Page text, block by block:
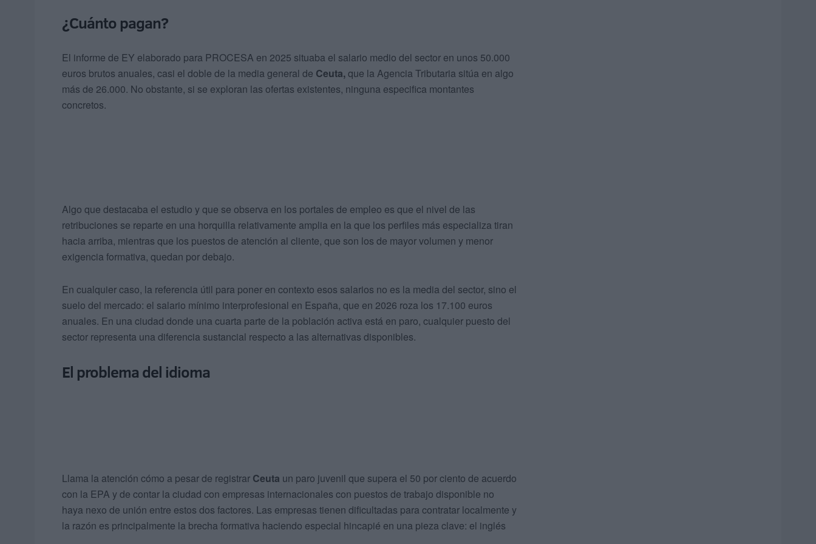
¿Cuánto pagan?
El informe de EY elaborado para PROCESA en 2025 situaba el salario medio del sector en unos 50.000
euros brutos anuales, casi el doble de la media general de Ceuta, que la Agencia Tributaria sitúa en algo
más de 26.000. No obstante, si se exploran las ofertas existentes, ninguna especifica montantes
concretos.
Algo que destacaba el estudio y que se observa en los portales de empleo es que el nivel de las
retribuciones se reparte en una horquilla relativamente amplia en la que los perfiles más especializa tiran
hacia arriba, mientras que los puestos de atención al cliente, que son los de mayor volumen y menor
exigencia formativa, quedan por debajo.
En cualquier caso, la referencia útil para poner en contexto esos salarios no es la media del sector, sino el
suelo del mercado: el salario mínimo interprofesional en España, que en 2026 roza los 17.100 euros
anuales. En una ciudad donde una cuarta parte de la población activa está en paro, cualquier puesto del
sector representa una diferencia sustancial respecto a las alternativas disponibles.
El problema del idioma
Llama la atención cómo a pesar de registrar Ceuta un paro juvenil que supera el 50 por ciento de acuerdo
con la EPA y de contar la ciudad con empresas internacionales con puestos de trabajo disponible no
haya nexo de unión entre estos dos factores. Las empresas tienen dificultadas para contratar localmente y
la razón es principalmente la brecha formativa haciendo especial hincapié en una pieza clave: el inglés